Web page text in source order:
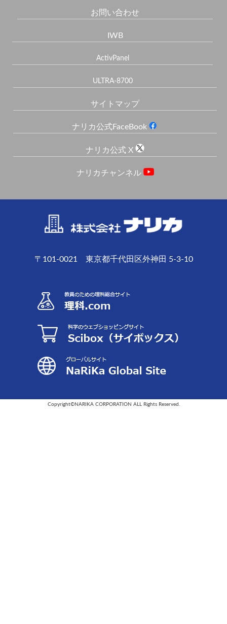
お問い合わせ
IWB
ActivPanel
ULTRA-8700
サイトマップ
ナリカ公式FaceBook
ナリカ公式 X
ナリカチャンネル
〒101-0021 東京都千代田区外神田 5-3-10
Copyright©NARIKA CORPORATION ALL Rights Reserved.